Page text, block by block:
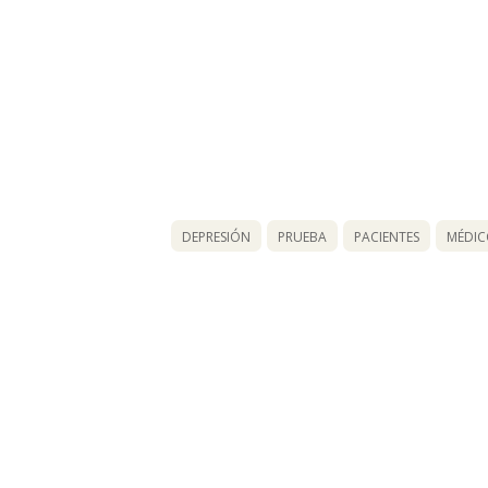
DEPRESIÓN PRUEBA PACIENTES